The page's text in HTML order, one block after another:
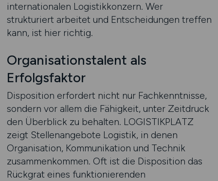
internationalen Logistikkonzern. Wer
strukturiert arbeitet und Entscheidungen treffen
kann, ist hier richtig.
Organisationstalent als
Erfolgsfaktor
Disposition erfordert nicht nur Fachkenntnisse,
sondern vor allem die Fähigkeit, unter Zeitdruck
den Überblick zu behalten. LOGISTIKPLATZ
zeigt Stellenangebote Logistik, in denen
Organisation, Kommunikation und Technik
zusammenkommen. Oft ist die Disposition das
Rückgrat eines funktionierenden